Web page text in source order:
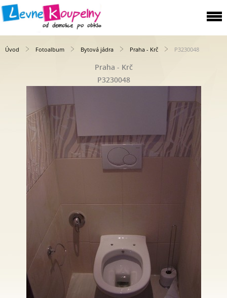
Úvod Fotoalbum Bytová jádra Praha - Krč P3230048
Praha - Krč
P3230048